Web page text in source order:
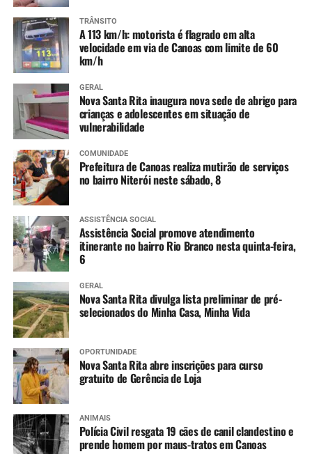
TRÂNSITO
A 113 km/h: motorista é flagrado em alta
velocidade em via de Canoas com limite de 60
km/h
GERAL
Nova Santa Rita inaugura nova sede de abrigo para
crianças e adolescentes em situação de
vulnerabilidade
COMUNIDADE
Prefeitura de Canoas realiza mutirão de serviços
no bairro Niterói neste sábado, 8
ASSISTÊNCIA SOCIAL
Assistência Social promove atendimento
itinerante no bairro Rio Branco nesta quinta-feira,
6
GERAL
Nova Santa Rita divulga lista preliminar de pré-
selecionados do Minha Casa, Minha Vida
OPORTUNIDADE
Nova Santa Rita abre inscrições para curso
gratuito de Gerência de Loja
ANIMAIS
Polícia Civil resgata 19 cães de canil clandestino e
prende homem por maus-tratos em Canoas